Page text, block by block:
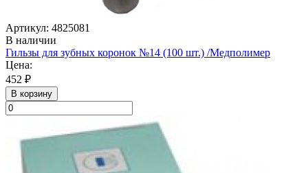
Артикул: 4825081
В наличии
Гильзы для зубных коронок №14 (100 шт.) /Медполимер
Цена:
452 ₽
В корзину